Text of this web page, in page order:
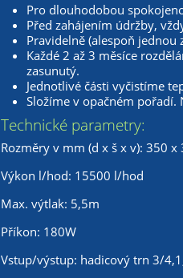
Pro dlouhodobou
Před zahájením údržby,
Pravidelně (alespoň jednou
Každé 2 až 3 měsíce
zasunutý.
Jednotlivé části vyčistíme
Složíme v opačném pořadí.
Technické parametry:
Rozměry v mm (d x š x v): 350
Výkon l/hod: 15500 l/hod
Max. výtlak: 5,5m
Příkon: 180W
Vstup/výstup: hadicový trn 3/